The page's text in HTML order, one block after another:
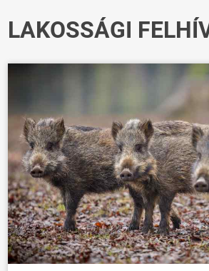
LAKOSSÁGI